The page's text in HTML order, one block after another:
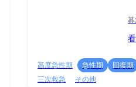
高度急性期 急性期 回復期
三次救急
その他